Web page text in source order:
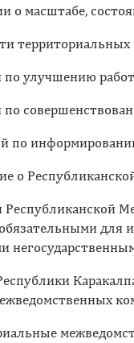
о масштабе,
по улучшению
по
о
Республиканской
для